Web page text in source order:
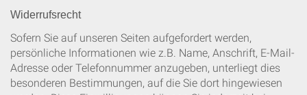
Widerrufsrecht
Sofern Sie auf unseren Seiten aufgefordert werden,
persönliche Informationen wie z.B. Name, Anschrift, E-Mail-
Adresse oder Telefonnummer anzugeben, unterliegt dies
besonderen Bestimmungen, auf die Sie dort hingewiesen